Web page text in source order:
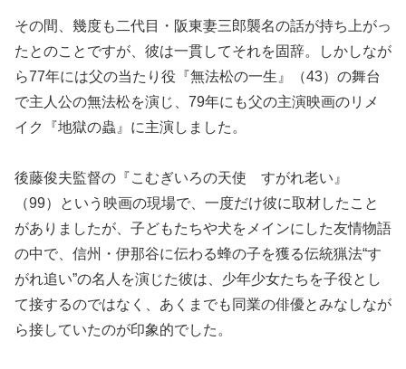
その間、幾度も二代目・阪東妻三郎襲名の話が持ち上がっ
たとのことですが、彼は一貫してそれを固辞。しかしなが
ら77年には父の当たり役『無法松の一生』（43）の舞台
で主人公の無法松を演じ、79年にも父の主演映画のリメ
イク『地獄の蟲』に主演しました。
後藤俊夫監督の『こむぎいろの天使 すがれ老い』
（99）という映画の現場で、一度だけ彼に取材したこと
がありましたが、子どもたちや犬をメインにした友情物語
の中で、信州・伊那谷に伝わる蜂の子を獲る伝統猟法“す
がれ追い”の名人を演じた彼は、少年少女たちを子役とし
て接するのではなく、あくまでも同業の俳優とみなしなが
ら接していたのが印象的でした。